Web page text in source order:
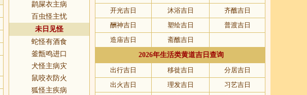
鹋屎衣主病
百虫怪主忧
未日见怪
蛇怪有酒食
釜甑鸣进口
犬怪主病灾
鼠咬衣防火
狐怪主疾病
开光吉日
沐浴吉日
齐醮吉日
酬神吉日
塑绘吉日
普渡吉日
造庙吉日
斋醮吉日
2026年生活类黄道吉日查询
出行吉日
移徙吉日
分居吉日
出火吉日
理发吉日
习艺吉日